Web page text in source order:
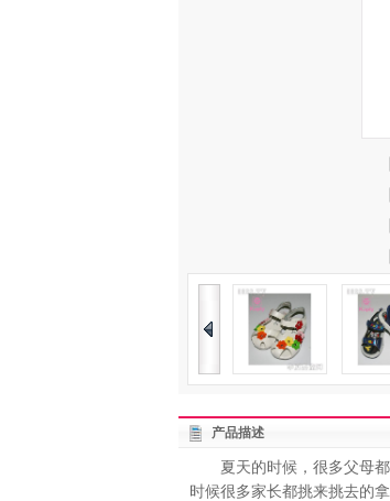
产品描述
夏天的时候，很多父母都
时候很多家长都挑来挑去的